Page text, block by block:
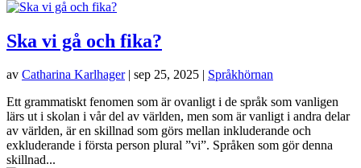
Ska vi gå och fika?
av Catharina Karlhager| sep 25, 2025 | Språkhörnan
Ett grammatiskt fenomen som är ovanligt i de språk som vanligen
lärs ut i skolan i vår del av världen, men som är vanligt i andra delar
av världen, är en skillnad som görs mellan inkluderande och
exkluderande i första person plural ”vi”. Språken som gör denna
skillnad...